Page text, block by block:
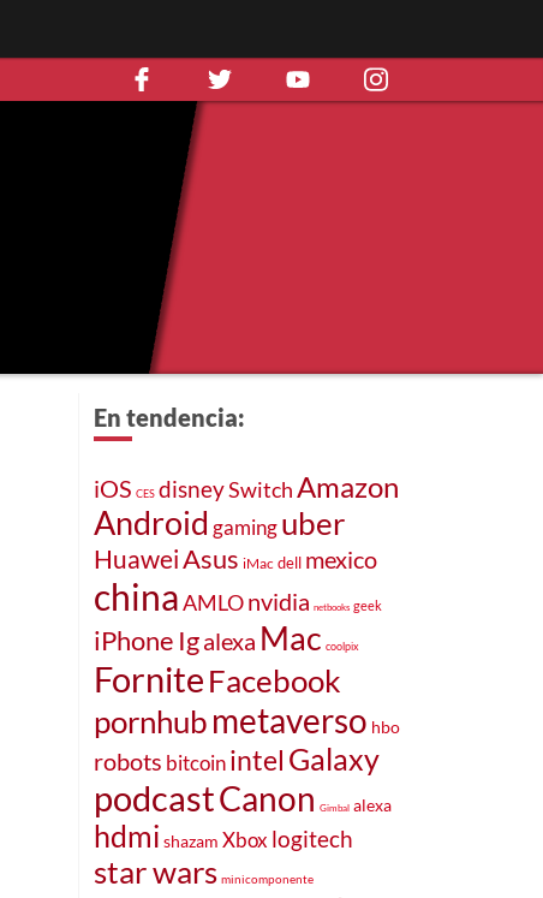
En tendencia:
iOS CES disneySwitchAmazon
Android gaminguber
HuaweiAsus iMac dell mexico
chinaAMLOnvidia netbooks geek
iPhone Igalexa Mac coolpix
ForniteFacebook
pornhubmetaverso hbo
robots bitcoinintel Galaxy
podcastCanon Gimbal alexa
hdmi shazam Xbox logitech
star wars minicomponente